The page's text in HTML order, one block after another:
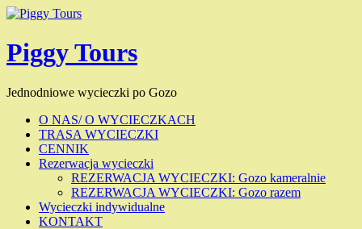
Piggy Tours
Jednodniowe wycieczki po Gozo
O NAS/ O WYCIECZKACH
TRASA WYCIECZKI
CENNIK
Rezerwacja wycieczki
REZERWACJA WYCIECZKI: Gozo kameralnie
REZERWACJA WYCIECZKI: Gozo razem
Wycieczki indywidualne
KONTAKT